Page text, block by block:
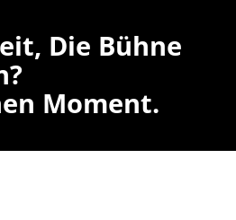
Die Bühne
Moment.